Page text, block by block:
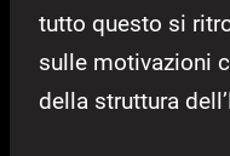
tutto questo si
sulle motivazioni
della struttura